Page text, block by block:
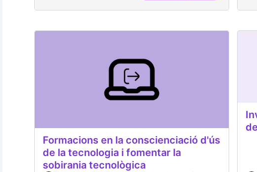
Formacions en la conscienciació d'ús
de la tecnologia i fomentar la
sobirania tecnològica